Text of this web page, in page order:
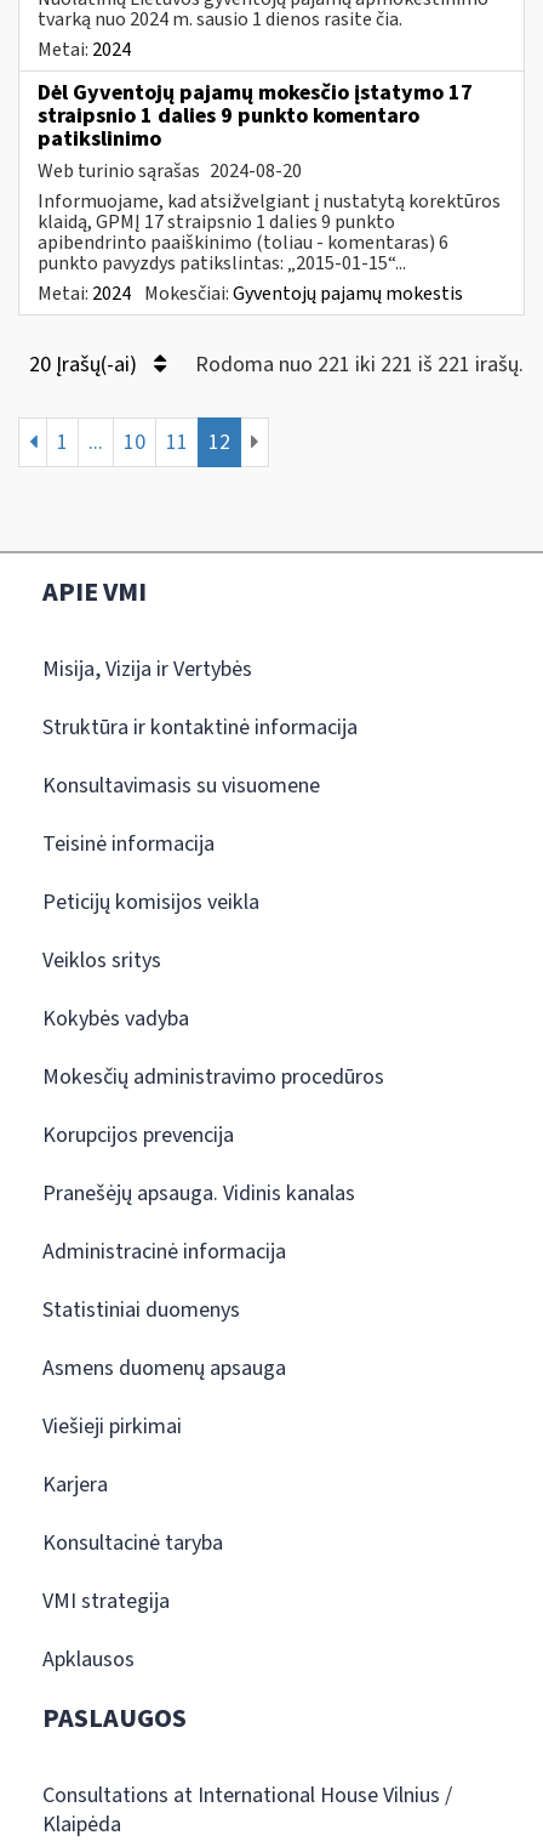
tvarką nuo 2024 m. sausio 1 dienos rasite čia.
Metai: 2024
Dėl Gyventojų pajamų mokesčio įstatymo 17
straipsnio 1 dalies 9 punkto komentaro
patikslinimo
Web turinio sąrašas 2024-08-20
Informuojame, kad atsižvelgiant į nustatytą korektūros
klaidą, GPMĮ 17 straipsnio 1 dalies 9 punkto
apibendrinto paaiškinimo (toliau - komentaras) 6
punkto pavyzdys patikslintas: „2015-01-15“...
Metai: 2024 Mokesčiai:Gyventojų pajamų mokestis
20 Įrašų(-ai) Rodoma nuo 221 iki 221 iš 221 irašų.
1 ... 10 11 12
APIE VMI
Misija, Vizija ir Vertybės
Struktūra ir kontaktinė informacija
Konsultavimasis su visuomene
Teisinė informacija
Peticijų komisijos veikla
Veiklos sritys
Kokybės vadyba
Mokesčių administravimo procedūros
Korupcijos prevencija
Pranešėjų apsauga. Vidinis kanalas
Administracinė informacija
Statistiniai duomenys
Asmens duomenų apsauga
Viešieji pirkimai
Karjera
Konsultacinė taryba
VMI strategija
Apklausos
PASLAUGOS
Consultations at International House Vilnius /
Klaipėda